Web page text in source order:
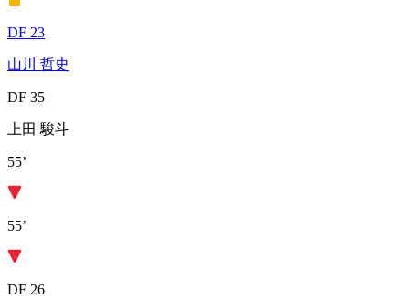
DF 23
山川 哲史
DF 35
上田 駿斗
55’
55’
DF 26